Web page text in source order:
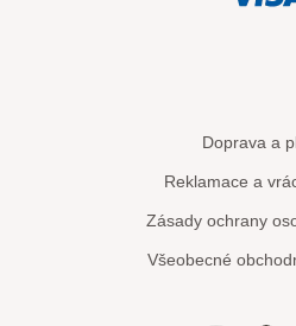
Doprava a
Reklamace a
Zásady ochrany
Všeobecné